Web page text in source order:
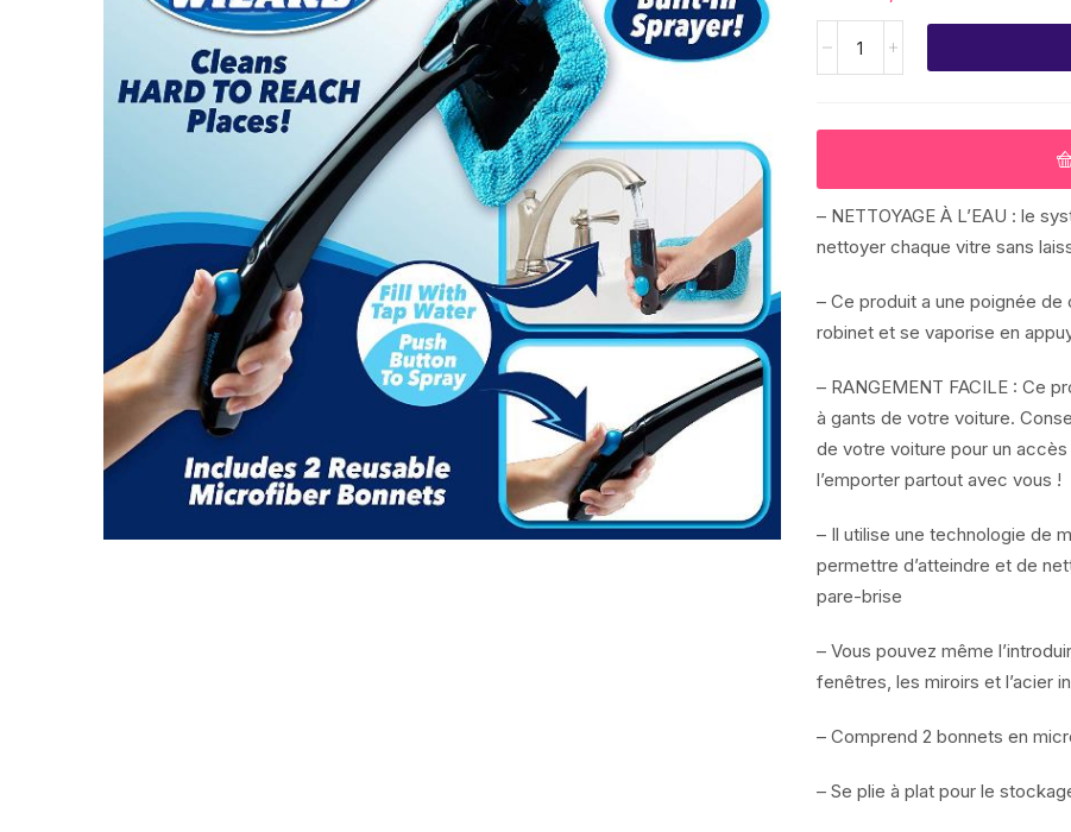
– NETTOYAGE À L’EAU : le
nettoyer chaque vitre sans
– Ce produit a une poignée de
robinet et se vaporise en
– RANGEMENT FACILE : Ce
à gants de votre voiture.
de votre voiture pour un
l’emporter partout avec vous !
– Il utilise une technologie de
permettre d’atteindre et de
pare-brise
– Vous pouvez même
fenêtres, les miroirs et l’acier
– Comprend 2 bonnets en
– Se plie à plat pour le